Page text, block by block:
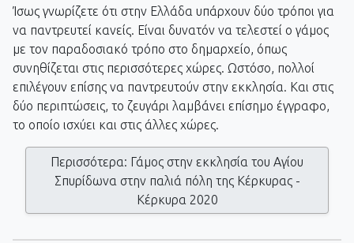
Ίσως γνωρίζετε ότι στην Ελλάδα υπάρχουν δύο τρόποι για
να παντρευτεί κανείς. Είναι δυνατόν να τελεστεί ο γάμος
με τον παραδοσιακό τρόπο στο δημαρχείο, όπως
συνηθίζεται στις περισσότερες χώρες. Ωστόσο, πολλοί
επιλέγουν επίσης να παντρευτούν στην εκκλησία. Και στις
δύο περιπτώσεις, το ζευγάρι λαμβάνει επίσημο έγγραφο,
το οποίο ισχύει και στις άλλες χώρες.
Περισσότερα: Γάμος στην εκκλησία του Αγίου
Σπυρίδωνα στην παλιά πόλη της Κέρκυρας -
Κέρκυρα 2020